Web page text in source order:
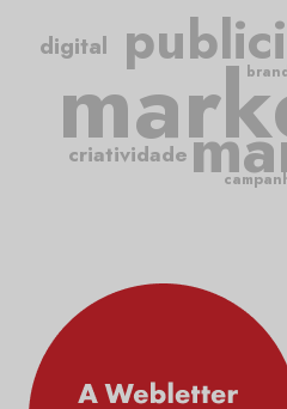
criatividade
digital